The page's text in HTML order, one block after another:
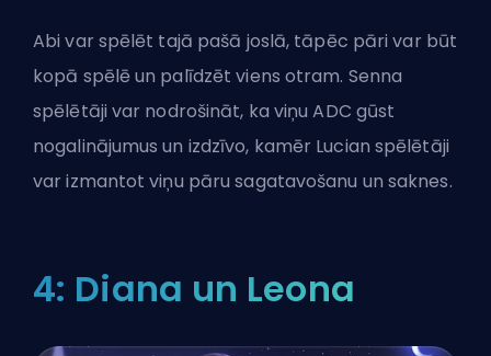
Abi var spēlēt tajā pašā joslā, tāpēc pāri var būt
kopā spēlē un palīdzēt viens otram. Senna
spēlētāji var nodrošināt, ka viņu ADC gūst
nogalinājumus un izdzīvo, kamēr Lucian spēlētāji
var izmantot viņu pāru sagatavošanu un saknes.
4: Diana un Leona